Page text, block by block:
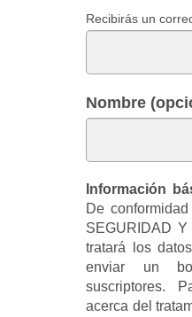
Recibirás un
Nombre
Información
De
SEGURIDAD
tratará los
enviar un
suscriptores.
acerca del